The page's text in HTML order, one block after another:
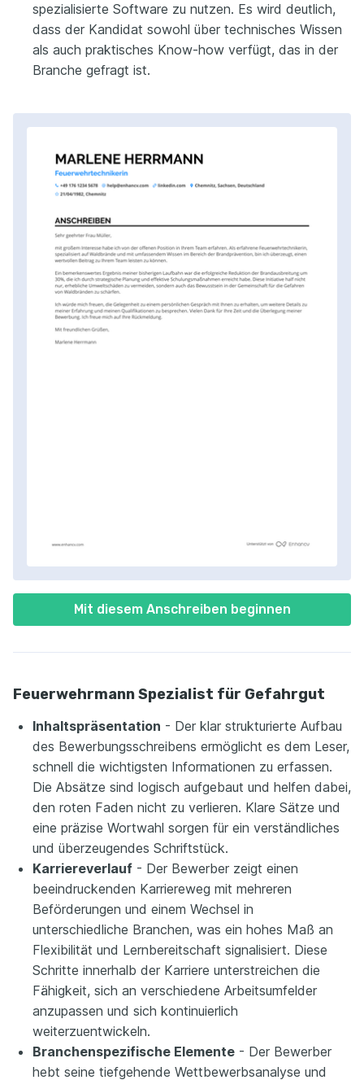
Mit diesem Anschreiben beginnen
spezialisierte Software zu nutzen. Es wird deutlich,
dass der Kandidat sowohl über technisches Wissen
als auch praktisches Know-how verfügt, das in der
Branche gefragt ist.
Feuerwehrmann Spezialist für Gefahrgut
Inhaltspräsentation - Der klar strukturierte Aufbau
des Bewerbungsschreibens ermöglicht es dem Leser,
schnell die wichtigsten Informationen zu erfassen.
Die Absätze sind logisch aufgebaut und helfen dabei,
den roten Faden nicht zu verlieren. Klare Sätze und
eine präzise Wortwahl sorgen für ein verständliches
und überzeugendes Schriftstück.
Karriereverlauf - Der Bewerber zeigt einen
beeindruckenden Karriereweg mit mehreren
Beförderungen und einem Wechsel in
unterschiedliche Branchen, was ein hohes Maß an
Flexibilität und Lernbereitschaft signalisiert. Diese
Schritte innerhalb der Karriere unterstreichen die
Fähigkeit, sich an verschiedene Arbeitsumfelder
anzupassen und sich kontinuierlich
weiterzuentwickeln.
Branchenspezifische Elemente - Der Bewerber
hebt seine tiefgehende Wettbewerbsanalyse und